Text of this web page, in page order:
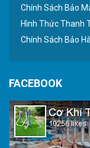
Chính Sách Bảo
Hình Thức Thanh
Chính Sách Bảo
FACEBOOK